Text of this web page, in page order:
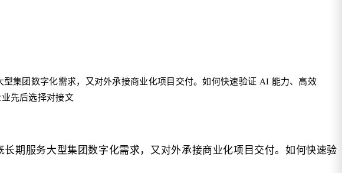
集团数字化需求，又对外承接商业化项目交付。如何快速验证 AI 能力、高效
先后选择对接文
期服务大型集团数字化需求，又对外承接商业化项目交付。如何快速验